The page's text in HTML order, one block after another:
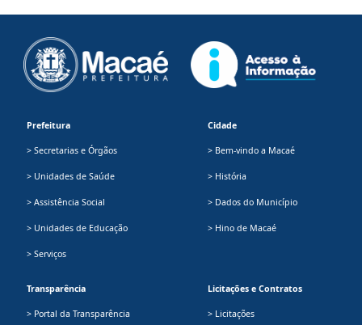
Prefeitura
> Secretarias e Órgãos
> Unidades de Saúde
> Assistência Social
> Unidades de Educação
> Serviços
Cidade
> Bem-vindo a Macaé
> História
> Dados do Município
> Hino de Macaé
Transparência
> Portal da Transparência
Licitações e Contratos
> Licitações